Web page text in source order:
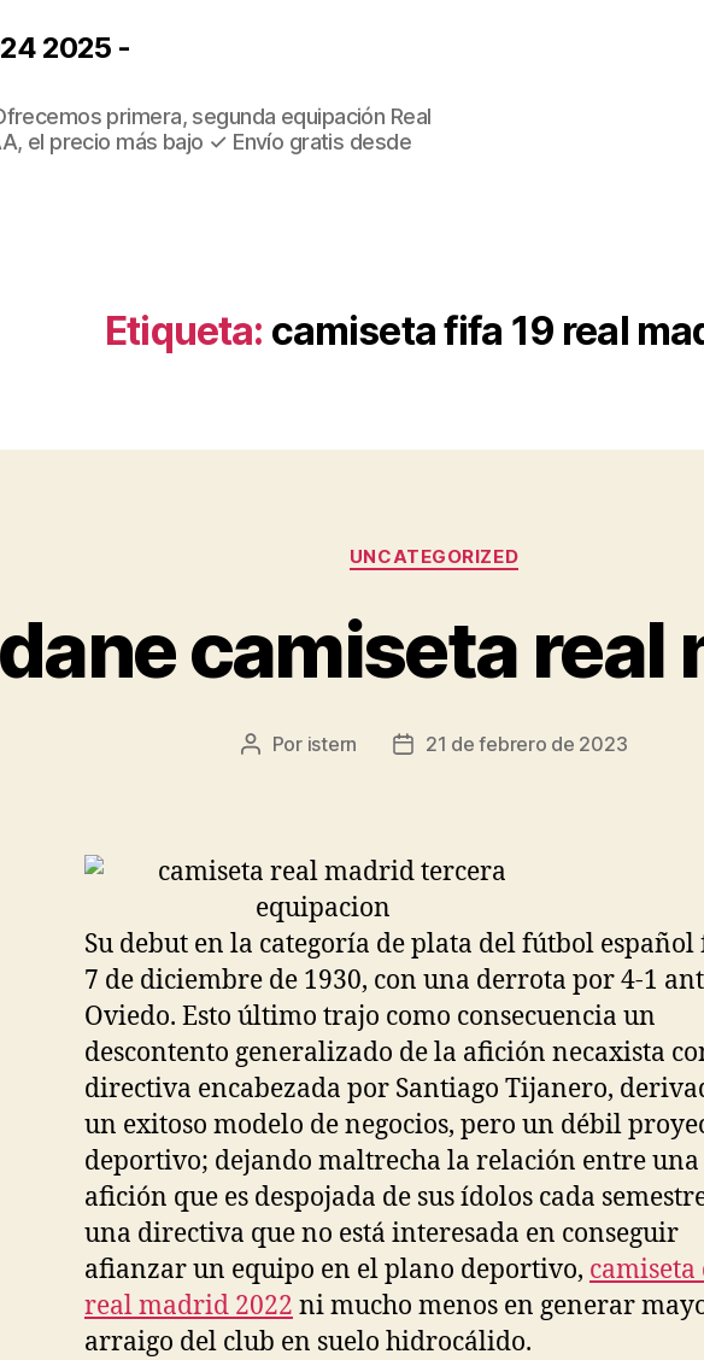
2025 -
primera, segunda equipación Real
el precio más bajo ✓ Envío gratis desde
Etiqueta: camiseta fifa 19 real
Categorías
UNCATEGORIZED
camiseta real
Autor
Por istern
Fecha21 de febrero de 2023
Su debut en la categoría de plata del fútbol español
7 de diciembre de 1930, con una derrota por 4-1
Oviedo. Esto último trajo como consecuencia un
descontento generalizado de la afición necaxista
directiva encabezada por Santiago Tijanero,
un exitoso modelo de negocios, pero un débil
deportivo; dejando maltrecha la relación entre una
afición que es despojada de sus ídolos cada
una directiva que no está interesada en conseguir
afianzar un equipo en el plano deportivo, camiseta
real madrid 2022 ni mucho menos en generar
arraigo del club en suelo hidrocálido.